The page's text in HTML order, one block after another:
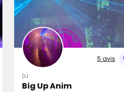
5 avis
DJ
Big Up Anim